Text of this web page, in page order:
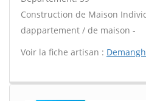
Construction de Maison
dappartement / de maison -
Voir la fiche artisan :